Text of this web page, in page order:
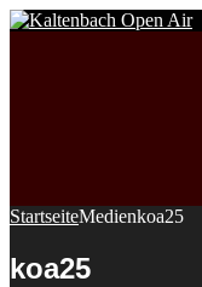
StartseiteMedienkoa25
koa25